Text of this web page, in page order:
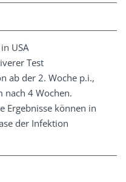
USA
Test
ab der 2. Woche p.i.,
nach 4 Wochen.
Ergebnisse können in
der Infektion